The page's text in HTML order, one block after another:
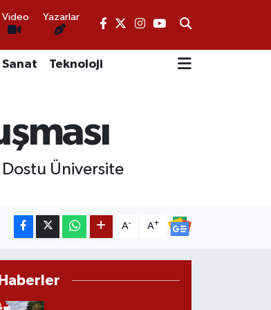
Video Yazarlar
Teknoloji
Üniversite
A- A+